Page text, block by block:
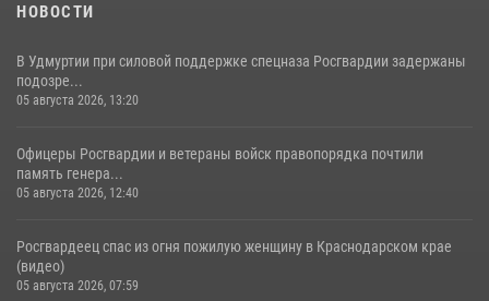
НОВОСТИ
В Удмуртии при силовой поддержке спецназа Росгвардии задержаны
подозре...
05 августа 2026, 13:20
Офицеры Росгвардии и ветераны войск правопорядка почтили
память генера...
05 августа 2026, 12:40
Росгвардеец спас из огня пожилую женщину в Краснодарском крае
(видео)
05 августа 2026, 07:59